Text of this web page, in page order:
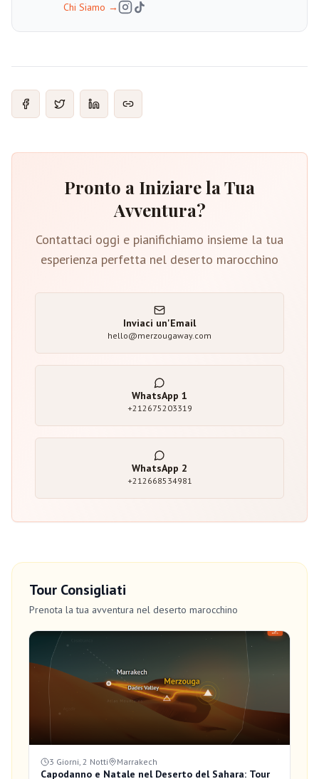
Chi Siamo →
Pronto a Iniziare la Tua
Avventura?
Contattaci oggi e pianifichiamo insieme la tua
esperienza perfetta nel deserto marocchino
Inviaci un'Email
hello@merzougaway.com
WhatsApp 1
+212675203319
WhatsApp 2
+212668534981
Tour Consigliati
Prenota la tua avventura nel deserto marocchino
3 Giorni, 2 Notti Marrakech
Capodanno e Natale nel Deserto del Sahara: Tour